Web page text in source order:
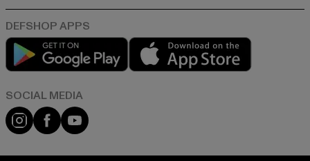
Play market
Instagram
FacebookYouTube